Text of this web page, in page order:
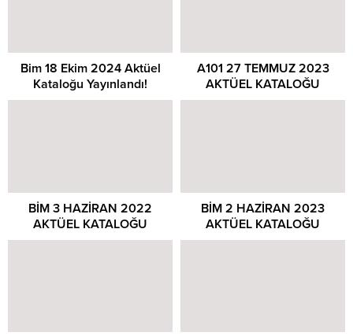
Bim 18 Ekim 2024 Aktüel
Kataloğu Yayınlandı!
A101 27 TEMMUZ 2023
AKTÜEL KATALOĞU
BİM 3 HAZİRAN 2022
AKTÜEL KATALOĞU
BİM 2 HAZİRAN 2023
AKTÜEL KATALOĞU